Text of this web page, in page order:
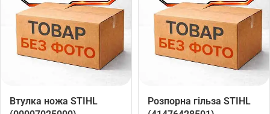
Втулка ножа STIHL
Розпорна гільза STIHL